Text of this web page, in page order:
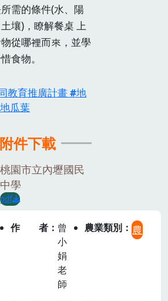
需的條件(水、陽
壤)，瞭解餐桌 上
從哪裡而來，並學
食物。
教育推廣計畫
地
地瓜葉
附件下載
桃園市立內壢國民
中學
pdf
作者
曾
小
娟
老
師
農業類別 農